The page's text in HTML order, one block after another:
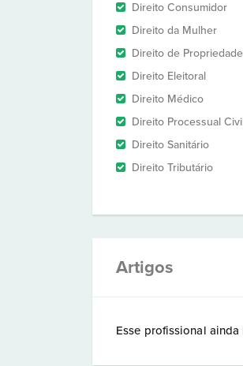
Direito Consumidor
Direito da Mulher
Direito de Propriedade
Direito Eleitoral
Direito Médico
Direito Processual
Direito Sanitário
Direito Tributário
Artigos
Esse profissional